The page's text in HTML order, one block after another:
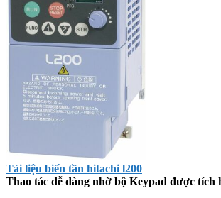
Tài liệu biến tần hitachi l200
Thao tác dễ dàng nhờ bộ Keypad được tích